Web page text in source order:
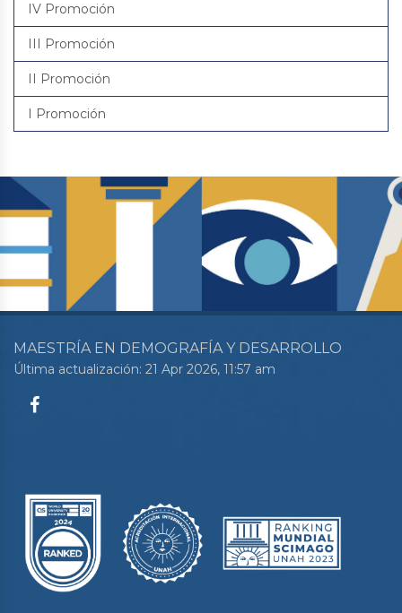
IV Promoción
III Promoción
II Promoción
I Promoción
MAESTRÍA EN DEMOGRAFÍA Y DESARROLLO
Última actualización: 21 Apr 2026, 11:57 am